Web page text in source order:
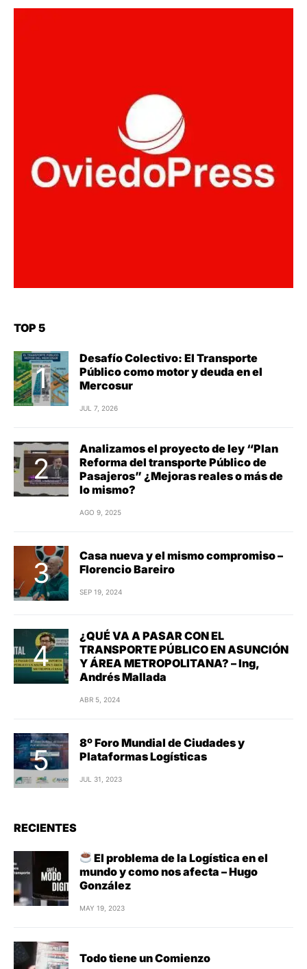
TOP 5
Desafío Colectivo: El Transporte
Público como motor y deuda en el
Mercosur
JUL 7, 2026
Analizamos el proyecto de ley “Plan
Reforma del transporte Público de
Pasajeros” ¿Mejoras reales o más de
lo mismo?
AGO 9, 2025
Casa nueva y el mismo compromiso –
Florencio Bareiro
SEP 19, 2024
¿QUÉ VA A PASAR CON EL
TRANSPORTE PÚBLICO EN ASUNCIÓN
Y ÁREA METROPOLITANA? – Ing,
Andrés Mallada
ABR 5, 2024
8º Foro Mundial de Ciudades y
Plataformas Logísticas
JUL 31, 2023
RECIENTES
El problema de la Logística en el
mundo y como nos afecta – Hugo
González
MAY 19, 2023
Todo tiene un Comienzo